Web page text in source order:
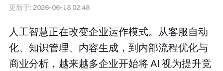
更新于: 2026-06-18 02:48
人工智慧正在改变企业运作模式。从客服自动
化、知识管理、内容生成，到内部流程优化与
商业分析，越来越多企业开始将 AI 视为提升竞